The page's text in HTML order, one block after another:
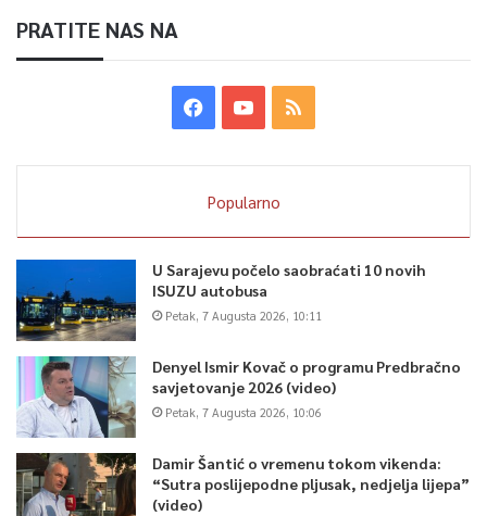
PRATITE NAS NA
Popularno
U Sarajevu počelo saobraćati 10 novih
ISUZU autobusa
Petak, 7 Augusta 2026, 10:11
Denyel Ismir Kovač o programu Predbračno
savjetovanje 2026 (video)
Petak, 7 Augusta 2026, 10:06
Damir Šantić o vremenu tokom vikenda:
“Sutra poslijepodne pljusak, nedjelja lijepa”
(video)